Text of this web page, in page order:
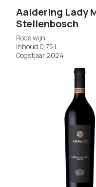
Aaldering Lady
Stellenbosch
Rode wijn
Inhoud 0,75 L
Oogstjaar 2024